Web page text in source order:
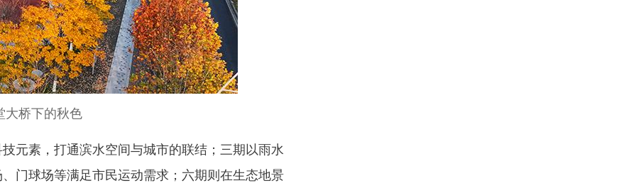
大桥下的秋色
素，打通滨水空间与城市的联结；三期以雨水
门球场等满足市民运动需求；六期则在生态地景